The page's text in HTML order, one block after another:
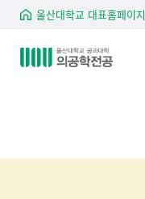
울산대학교 대표홈페이지